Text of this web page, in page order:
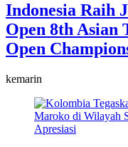
Indonesia Raih
Open 8th Asian
Open
kemarin